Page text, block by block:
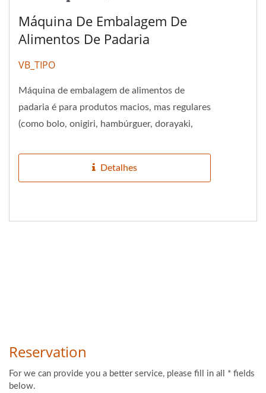
Máquina De Embalagem De
Alimentos De Padaria
VB_TIPO
Máquina de embalagem de alimentos de
padaria é para produtos macios, mas regulares
(como bolo, onigiri, hambúrguer, dorayaki,
Detalhes